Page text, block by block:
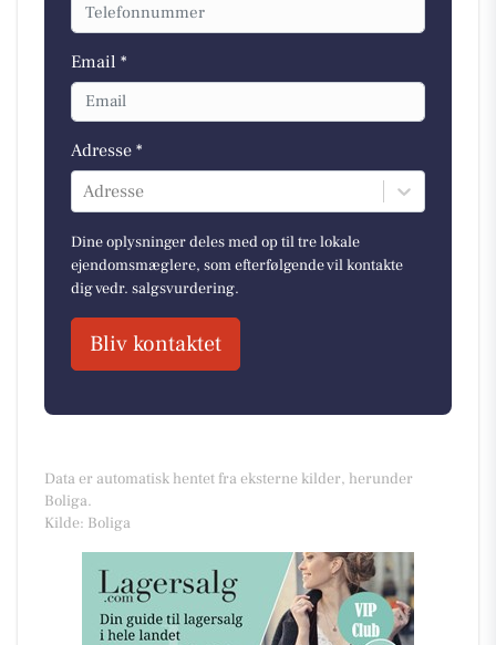
Email *
Adresse *
Adresse
Dine oplysninger deles med op til tre lokale
ejendomsmæglere, som efterfølgende vil kontakte
dig vedr. salgsvurdering.
Bliv kontaktet
Data er automatisk hentet fra eksterne kilder, herunder
Boliga.
Kilde: Boliga